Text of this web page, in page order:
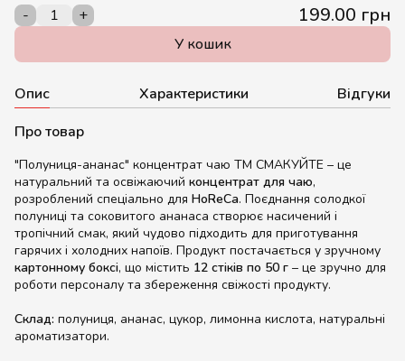
- + 199.00 грн
У кошик
Опис Характеристики
Відгуки
Про товар
"Полуниця-ананас" концентрат чаю ТМ СМАКУЙТЕ – це
натуральний та освіжаючий концентрат для чаю,
розроблений спеціально для HoReCa. Поєднання солодкої
полуниці та соковитого ананаса створює насичений і
тропічний смак, який чудово підходить для приготування
гарячих і холодних напоїв. Продукт постачається у зручному
картонному боксі, що містить 12 стіків по 50 г – це зручно для
роботи персоналу та збереження свіжості продукту.
Склад: полуниця, ананас, цукор, лимонна кислота, натуральні
ароматизатори.